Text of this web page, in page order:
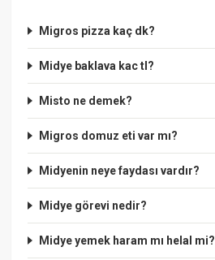
Migros pizza kaç dk?
Midye baklava kac tl?
Misto ne demek?
Migros domuz eti var mı?
Midyenin neye faydası vardır?
Midye görevi nedir?
Midye yemek haram mı helal mi?